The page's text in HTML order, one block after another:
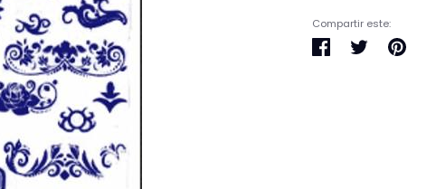
Compartir este:
Compartir
TuitearPinear